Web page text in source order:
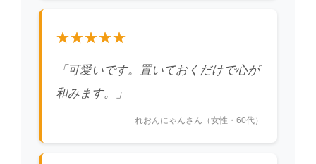
★★★★★
「可愛いです。置いておくだけで心が
和みます。」
れおんにゃんさん（女性・60代）